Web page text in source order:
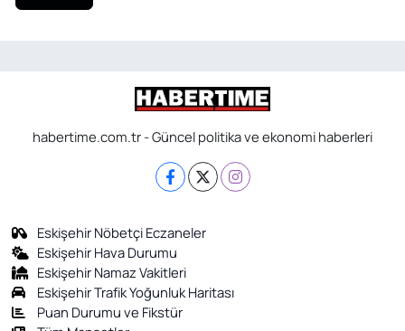
habertime.com.tr - Güncel politika ve ekonomi haberleri
Eskişehir Nöbetçi Eczaneler
Eskişehir Hava Durumu
Eskişehir Namaz Vakitleri
Eskişehir Trafik Yoğunluk Haritası
Puan Durumu ve Fikstür